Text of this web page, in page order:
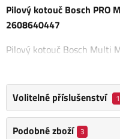
Pilový kotouč Bosch PRO
2608640447
Pilový kotouč Bosch Multi
navržen tak, aby
efektivní řezání.Dilatační
delší životnost.
Kotouč je optimalizován
Volitelné příslušenství 1
Podobné zboží 3